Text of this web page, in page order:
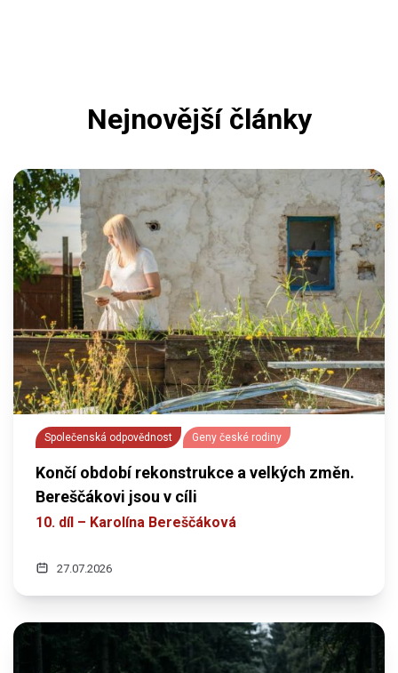
Nejnovější články
Společenská odpovědnost Geny české rodiny
Končí období rekonstrukce a velkých změn.
Bereščákovi jsou v cíli
10. díl – Karolína Bereščáková
27.07.2026